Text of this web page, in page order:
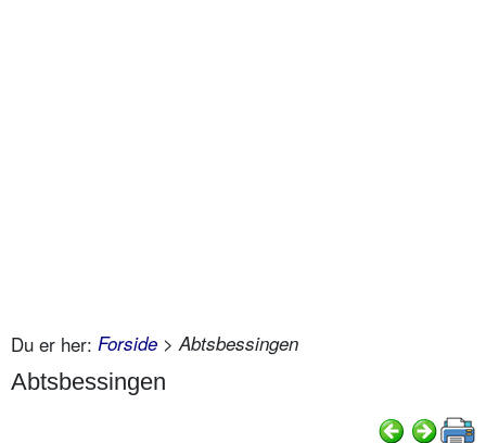
Du er her: Forside > Abtsbessingen
Abtsbessingen